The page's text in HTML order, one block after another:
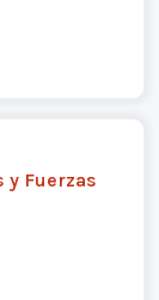
y Fuerzas